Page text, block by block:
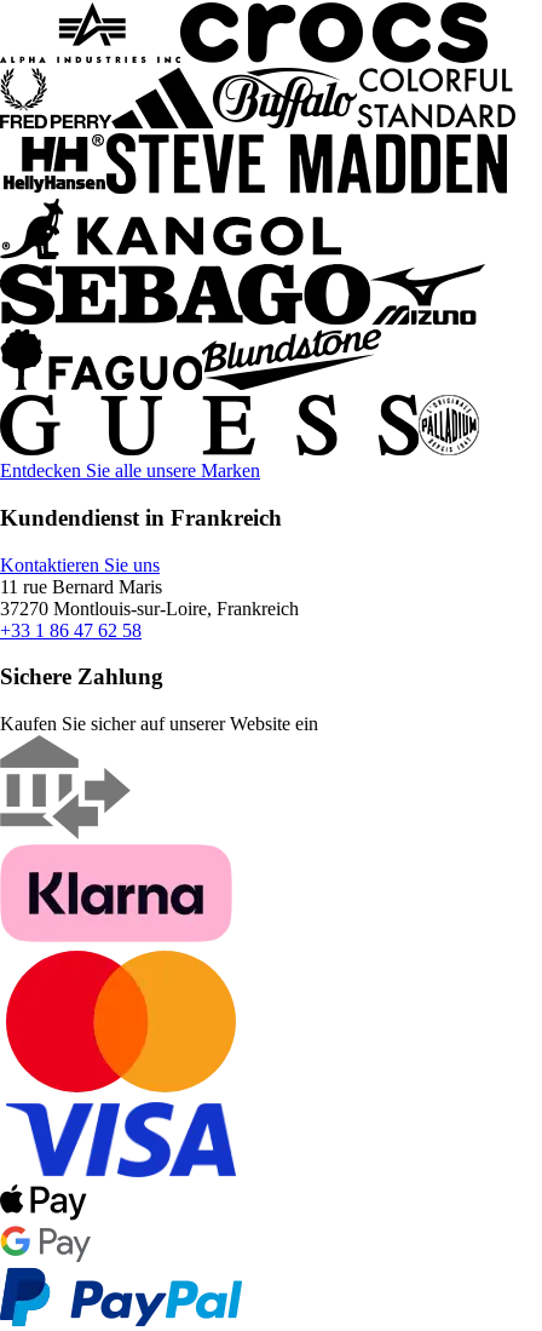
Entdecken Sie alle unsere Marken
Kundendienst in Frankreich
Kontaktieren Sie uns
11 rue Bernard Maris
37270 Montlouis-sur-Loire, Frankreich
+33 1 86 47 62 58
Sichere Zahlung
Kaufen Sie sicher auf unserer Website ein